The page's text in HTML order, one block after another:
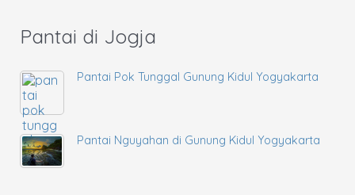
Pantai di Jogja
Pantai Pok Tunggal Gunung Kidul Yogyakarta
Pantai Nguyahan di Gunung Kidul Yogyakarta